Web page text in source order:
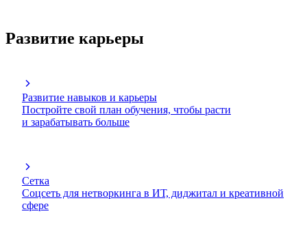
Развитие карьеры
Развитие навыков и карьеры
Постройте свой план обучения, чтобы расти
и зарабатывать больше
Сетка
Соцсеть для нетворкинга в ИТ, диджитал и креативной
сфере